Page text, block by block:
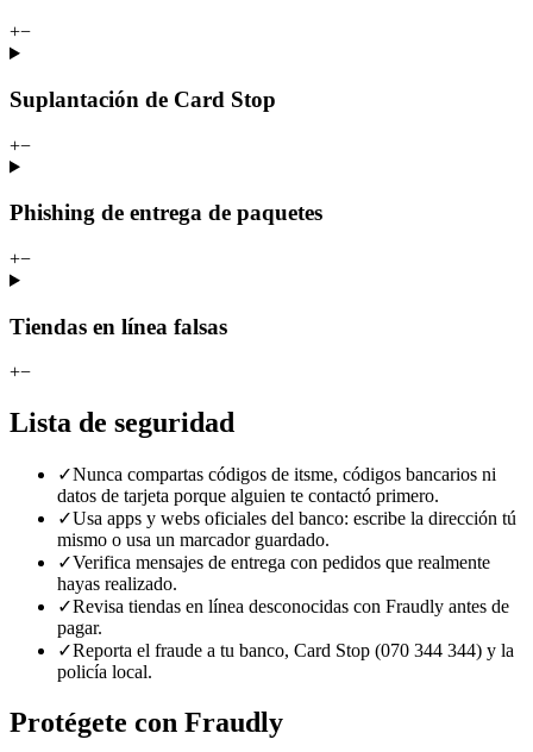
+−
Suplantación de Card Stop
+−
Phishing de entrega de paquetes
+−
Tiendas en línea falsas
+−
Lista de seguridad
✓Nunca compartas códigos de itsme, códigos bancarios ni
datos de tarjeta porque alguien te contactó primero.
✓Usa apps y webs oficiales del banco: escribe la dirección tú
mismo o usa un marcador guardado.
✓Verifica mensajes de entrega con pedidos que realmente
hayas realizado.
✓Revisa tiendas en línea desconocidas con Fraudly antes de
pagar.
✓Reporta el fraude a tu banco, Card Stop (070 344 344) y la
policía local.
Protégete con Fraudly